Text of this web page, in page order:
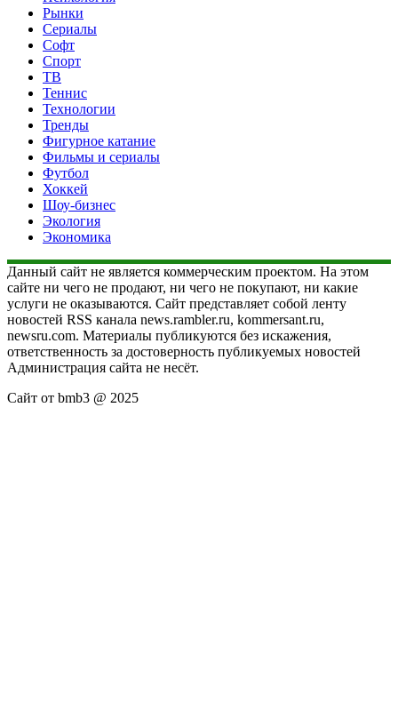
Рынки
Сериалы
Софт
Спорт
ТВ
Теннис
Технологии
Тренды
Фигурное катание
Фильмы и сериалы
Футбол
Хоккей
Шоу-бизнес
Экология
Экономика
Данный сайт не является коммерческим проектом. На этом
сайте ни чего не продают, ни чего не покупают, ни какие
услуги не оказываются. Сайт представляет собой ленту
новостей RSS канала news.rambler.ru, kommersant.ru,
newsru.com. Материалы публикуются без искажения,
ответственность за достоверность публикуемых новостей
Администрация сайта не несёт.
Сайт от bmb3 @ 2025